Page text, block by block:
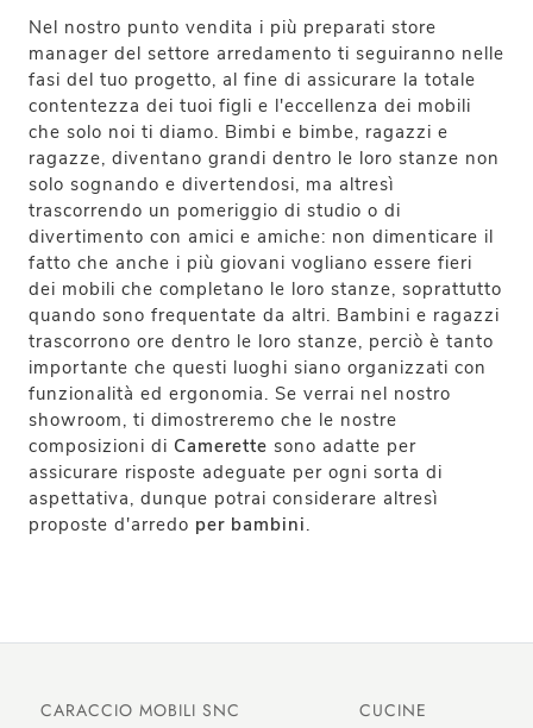
Nel nostro punto vendita i più preparati store
manager del settore arredamento ti seguiranno nelle
fasi del tuo progetto, al fine di assicurare la totale
contentezza dei tuoi figli e l'eccellenza dei mobili
che solo noi ti diamo. Bimbi e bimbe, ragazzi e
ragazze, diventano grandi dentro le loro stanze non
solo sognando e divertendosi, ma altresì
trascorrendo un pomeriggio di studio o di
divertimento con amici e amiche: non dimenticare il
fatto che anche i più giovani vogliano essere fieri
dei mobili che completano le loro stanze, soprattutto
quando sono frequentate da altri. Bambini e ragazzi
trascorrono ore dentro le loro stanze, perciò è tanto
importante che questi luoghi siano organizzati con
funzionalità ed ergonomia. Se verrai nel nostro
showroom, ti dimostreremo che le nostre
composizioni di Camerette sono adatte per
assicurare risposte adeguate per ogni sorta di
aspettativa, dunque potrai considerare altresì
proposte d'arredo per bambini.
CARACCIO MOBILI SNC CUCINE